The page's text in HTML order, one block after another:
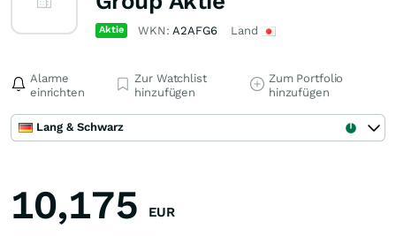
Aktie WKN:A2AFG6 Land
Alarme
einrichten
Zur Watchlist
hinzufügen
Zum Portfolio
hinzufügen
Lang & Schwarz
10,175 EUR